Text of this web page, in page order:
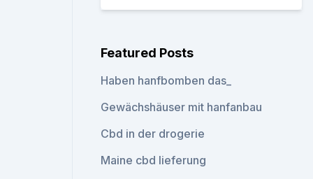
Featured Posts
Haben hanfbomben das_
Gewächshäuser mit hanfanbau
Cbd in der drogerie
Maine cbd lieferung